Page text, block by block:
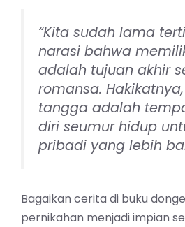
“Kita sudah lama
narasi bahwa
adalah tujuan akhir
romansa.
tangga adalah
diri seumur hidup
pribadi yang lebih
Bagaikan cerita di buku
pernikahan menjadi impian